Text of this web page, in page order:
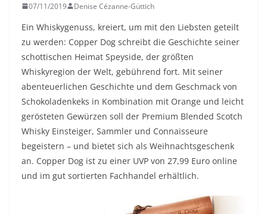
07/11/2019 Denise Cézanne-Güttich
Ein Whiskygenuss, kreiert, um mit den Liebsten geteilt
zu werden: Copper Dog schreibt die Geschichte seiner
schottischen Heimat Speyside, der größten
Whiskyregion der Welt, gebührend fort. Mit seiner
abenteuerlichen Geschichte und dem Geschmack von
Schokoladenkeks in Kombination mit Orange und leicht
gerösteten Gewürzen soll der Premium Blended Scotch
Whisky Einsteiger, Sammler und Connaisseure
begeistern – und bietet sich als Weihnachtsgeschenk
an. Copper Dog ist zu einer UVP von 27,99 Euro online
und im gut sortierten Fachhandel erhältlich.